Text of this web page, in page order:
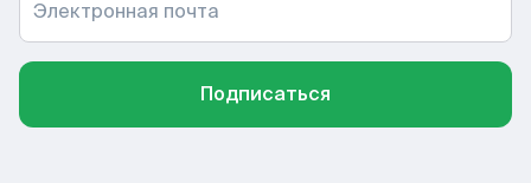
Электронная почта
Подписаться